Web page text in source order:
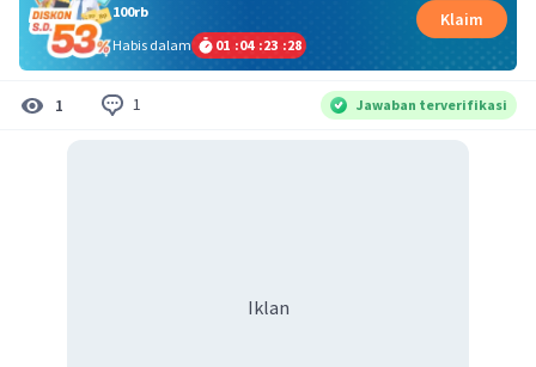
100rb
Habis dalam
01 :04 :23 :27
Klaim
1 1 Jawaban terverifikasi
Iklan